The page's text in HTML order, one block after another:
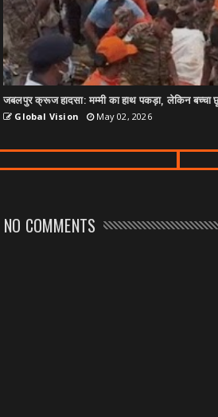
जबलपुर क्रूज हादसा: मम्मी का हाथ पकड़ा, लेकिन बच्चा
Global Vision May 02, 2026
NO COMMENTS